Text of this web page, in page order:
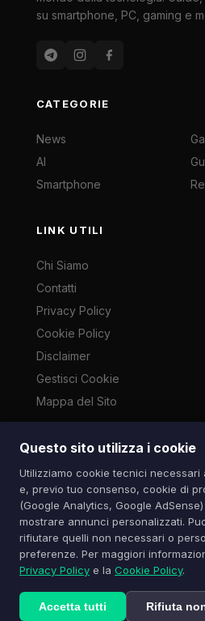
Questo sito utilizza i cookie
Utilizziamo cookie tecnici necessari
e, previo tuo consenso, cookie di
(Google Analytics, Google
mostrare annunci personalizzati.
rifiutare quelli non necessari o
preferenze. Per maggiori
Privacy Policy e la Cookie Policy.
Accetta tutti Rifiuta
su smartphone, PC, gaming e
CATEGORIE
News
AI
Smartphone
LINK UTILI
Chi Siamo
Contatti
Privacy Policy
Cookie Policy
Disclaimer
Gestisci Cookie
Mappa del Sito
Le immagini presenti su questo
cronaca ai sensi dell'art. 70
© 2026 Spazio iTech — Seven